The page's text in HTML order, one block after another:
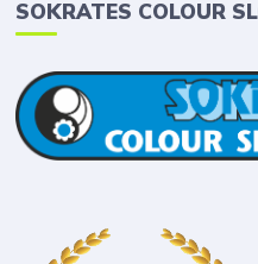
SOKRATES COLOUR